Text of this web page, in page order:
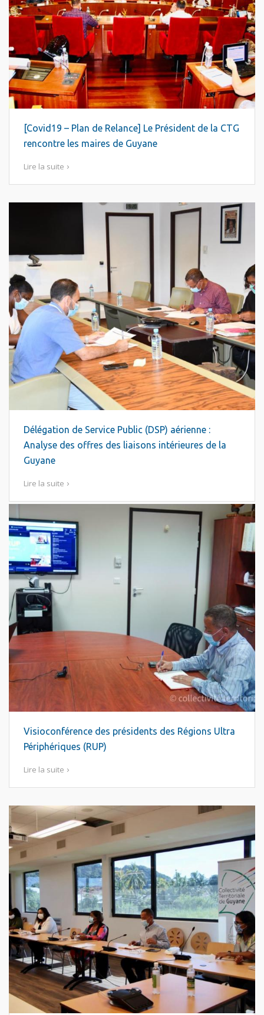
[Covid19 – Plan de Relance] Le Président de la CTG
rencontre les maires de Guyane
Lire la suite
Délégation de Service Public (DSP) aérienne :
Analyse des offres des liaisons intérieures de la
Guyane
Lire la suite
Visioconférence des présidents des Régions Ultra
Périphériques (RUP)
Lire la suite